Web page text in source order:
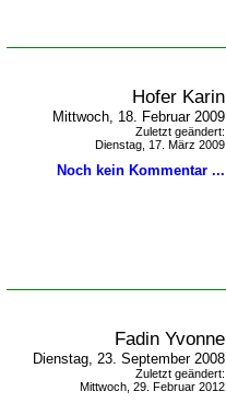
Hofer Karin
Mittwoch, 18. Februar 2009
Zuletzt geändert:
Dienstag, 17. März 2009
Noch kein Kommentar ...
Fadin Yvonne
Dienstag, 23. September 2008
Zuletzt geändert:
Mittwoch, 29. Februar 2012